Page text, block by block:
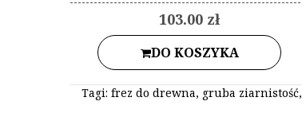
103.00 zł
DO KOSZYKA
Tagi: frez do drewna, gruba ziarnistość,